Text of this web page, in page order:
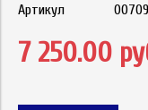
Артикул
7 250.00